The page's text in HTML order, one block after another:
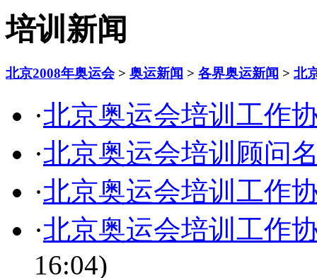
培训新闻
北京2008年奥运会> 奥运新闻 > 各界奥运新闻 > 北
·北京奥运会培训工作
·北京奥运会培训顾问
·北京奥运会培训工作
·北京奥运会培训工作
16:04)